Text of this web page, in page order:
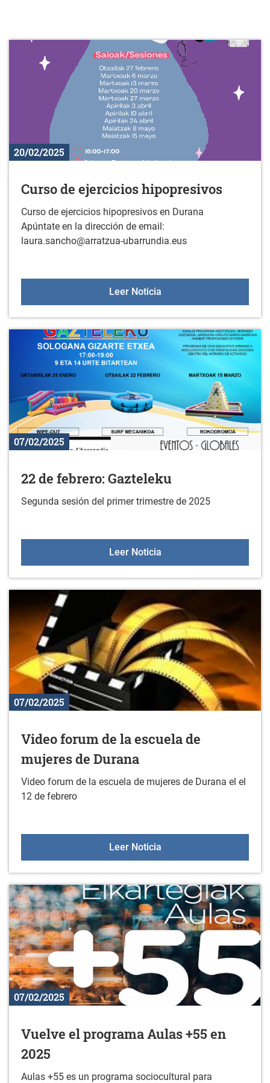
20/02/2025
Curso de ejercicios hipopresivos
Curso de ejercicios hipopresivos en Durana
Apúntate en la dirección de email:
laura.sancho@arratzua-ubarrundia.eus
Leer NoticiaCurso de ejercicios
07/02/2025
22 de febrero: Gazteleku
Segunda sesión del primer trimestre de 2025
Leer Noticia22 de febrero: Gazteleku
07/02/2025
Video forum de la escuela de
mujeres de Durana
Video forum de la escuela de mujeres de Durana el el
12 de febrero
Leer NoticiaVideo forum de la
07/02/2025
Vuelve el programa Aulas +55 en
2025
Aulas +55 es un programa sociocultural para